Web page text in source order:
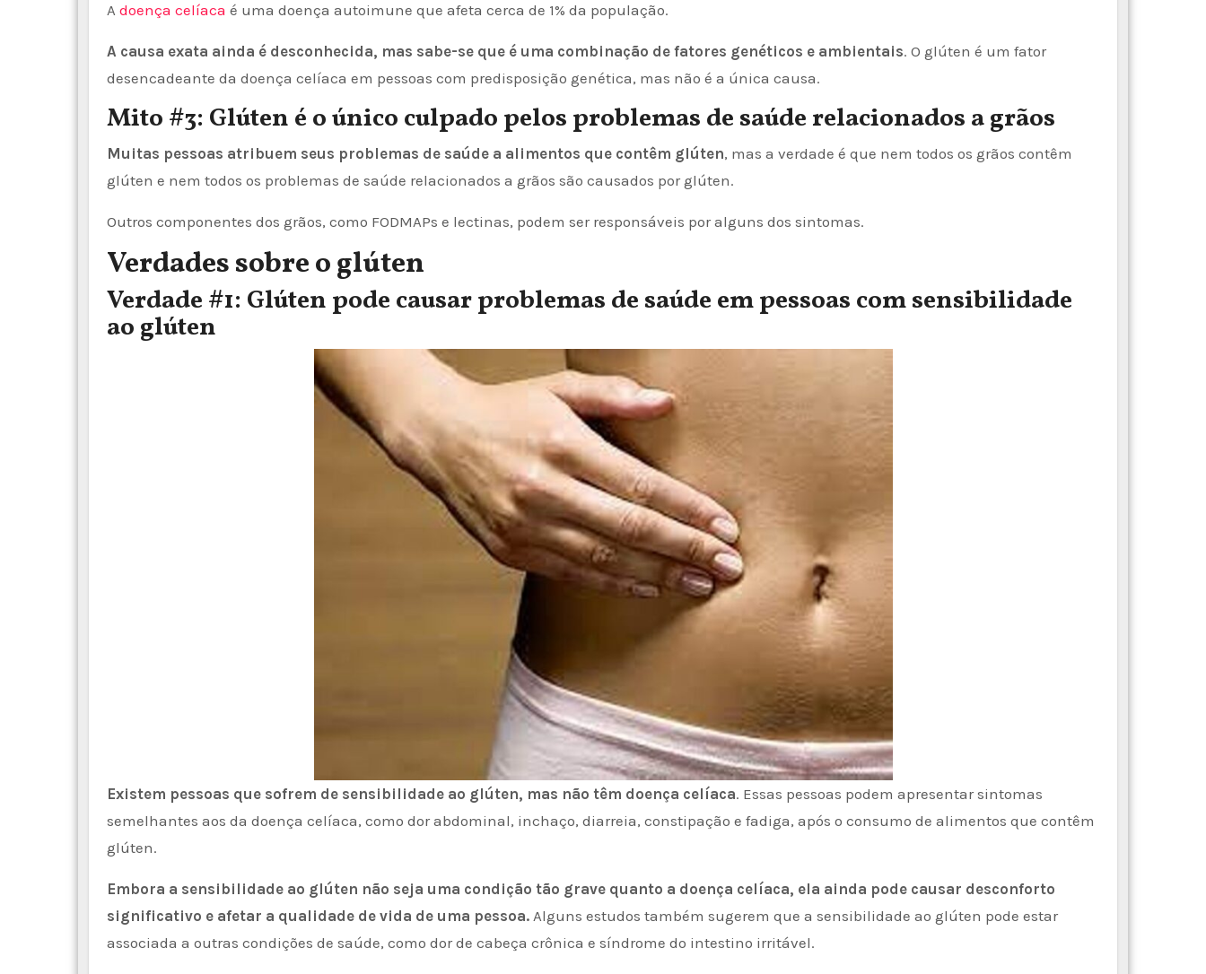
A doença celíaca é uma doença autoimune que afeta cerca de 1% da população.
A causa exata ainda é desconhecida, mas sabe-se que é uma combinação de fatores genéticos e ambientais. O glúten é um fator
desencadeante da doença celíaca em pessoas com predisposição genética, mas não é a única causa.
Mito #3: Glúten é o único culpado pelos problemas de saúde relacionados a grãos
Muitas pessoas atribuem seus problemas de saúde a alimentos que contêm glúten, mas a verdade é que nem todos os grãos contêm
glúten e nem todos os problemas de saúde relacionados a grãos são causados por glúten.
Outros componentes dos grãos, como FODMAPs e lectinas, podem ser responsáveis por alguns dos sintomas.
Verdades sobre o glúten
Verdade #1: Glúten pode causar problemas de saúde em pessoas com sensibilidade
ao glúten
Existem pessoas que sofrem de sensibilidade ao glúten, mas não têm doença celíaca. Essas pessoas podem apresentar sintomas
semelhantes aos da doença celíaca, como dor abdominal, inchaço, diarreia, constipação e fadiga, após o consumo de alimentos que contêm
glúten.
Embora a sensibilidade ao glúten não seja uma condição tão grave quanto a doença celíaca, ela ainda pode causar desconforto
significativo e afetar a qualidade de vida de uma pessoa. Alguns estudos também sugerem que a sensibilidade ao glúten pode estar
associada a outras condições de saúde, como dor de cabeça crônica e síndrome do intestino irritável.